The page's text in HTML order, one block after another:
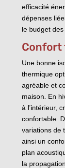
efficacité
dépenses
le budget des
Confort
Une bonne
thermique
agréable et
maison. En
à l’intérieur,
confortable.
variations de
ainsi un
plan
la